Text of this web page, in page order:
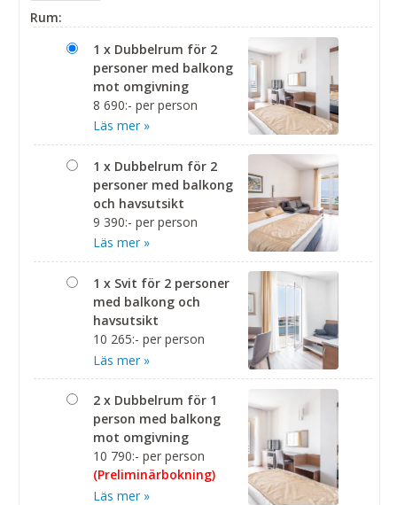
Rum:
1 x Dubbelrum för 2
personer med balkong
mot omgivning
8 690:- per person
Läs mer »
1 x Dubbelrum för 2
personer med balkong
och havsutsikt
9 390:- per person
Läs mer »
1 x Svit för 2 personer
med balkong och
havsutsikt
10 265:- per person
Läs mer »
2 x Dubbelrum för 1
person med balkong
mot omgivning
10 790:- per person
(Preliminärbokning)
Läs mer »